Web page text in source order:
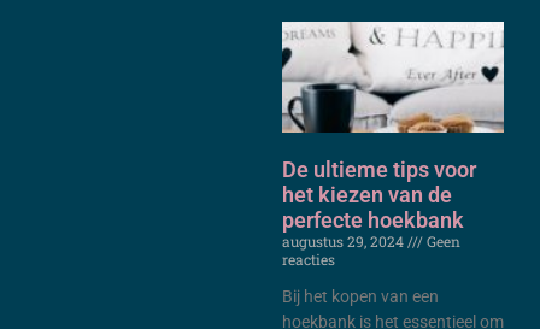
De ultieme tips voor
het kiezen van de
perfecte hoekbank
augustus 29, 2024
Geen
reacties
Bij het kopen van een
hoekbank is het essentieel om